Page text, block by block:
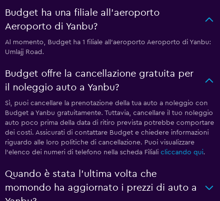
Budget ha una filiale all'aeroporto
Aeroporto di Yanbu?
Al momento, Budget ha 1 filiale all'aeroporto Aeroporto di Yanbu:
Umlajj Road.
Budget offre la cancellazione gratuita per
il noleggio auto a Yanbu?
Sì, puoi cancellare la prenotazione della tua auto a noleggio con
Budget a Yanbu gratuitamente. Tuttavia, cancellare il tuo noleggio
auto poco prima della data di ritiro prevista potrebbe comportare
dei costi. Assicurati di contattare Budget e chiedere informazioni
riguardo alle loro politiche di cancellazione. Puoi visualizzare
l'elenco dei numeri di telefono nella scheda Filiali cliccando qui.
Quando è stata l'ultima volta che
momondo ha aggiornato i prezzi di auto a